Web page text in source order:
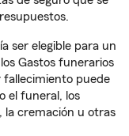
ser elegible para un
Gastos funerarios
fallecimiento puede
el funeral, los
la cremación u otras